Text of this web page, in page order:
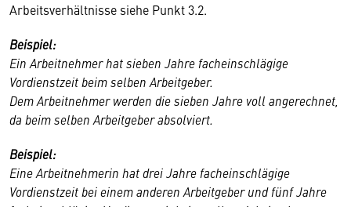
Arbeitsverhältnisse siehe Punkt 3.2.
Beispiel:
Ein Arbeitnehmer hat sieben Jahre facheinschlägige
Vordienstzeit beim selben Arbeitgeber.
Dem Arbeitnehmer werden die sieben Jahre voll angerechnet,
da beim selben Arbeitgeber absolviert.
Beispiel:
Eine Arbeitnehmerin hat drei Jahre facheinschlägige
Vordienstzeit bei einem anderen Arbeitgeber und fünf Jahre